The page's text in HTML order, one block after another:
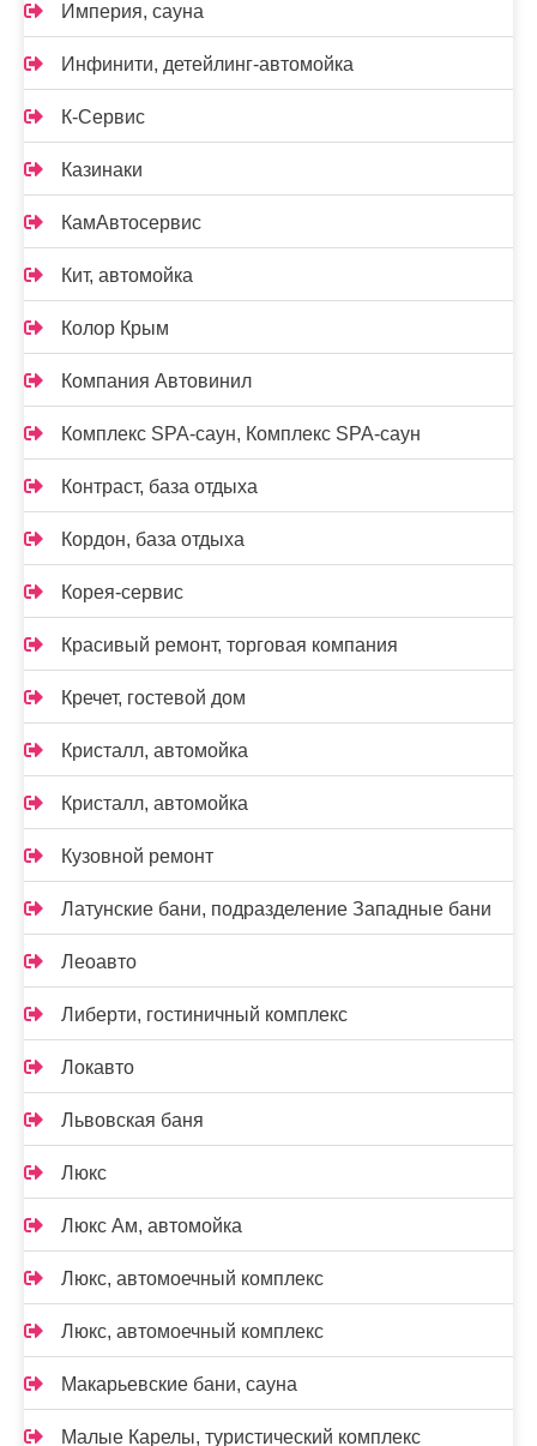
Империя, сауна
Инфинити, детейлинг-автомойка
К-Сервис
Казинаки
КамАвтосервис
Кит, автомойка
Колор Крым
Компания Автовинил
Комплекс SPA-саун, Комплекс SPA-саун
Контраст, база отдыха
Кордон, база отдыха
Корея-сервис
Красивый ремонт, торговая компания
Кречет, гостевой дом
Кристалл, автомойка
Кристалл, автомойка
Кузовной ремонт
Латунские бани, подразделение Западные бани
Леоавто
Либерти, гостиничный комплекс
Локавто
Львовская баня
Люкс
Люкс Ам, автомойка
Люкс, автомоечный комплекс
Люкс, автомоечный комплекс
Макарьевские бани, сауна
Малые Карелы, туристический комплекс